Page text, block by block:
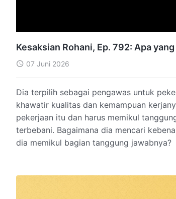
Kesaksian Rohani, Ep. 792: Apa
07 Juni 2026
Dia terpilih sebagai pengawas untuk
khawatir kualitas dan kemampuan
pekerjaan itu dan harus memikul
terbebani. Bagaimana dia mencari
dia memikul bagian tanggung jawabnya?